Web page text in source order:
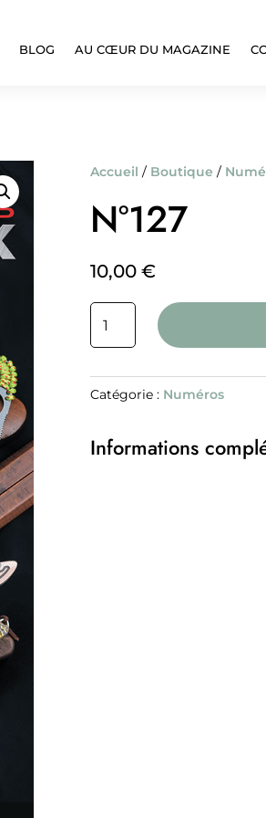
BLOG AU CŒUR DU MAGAZINE
Accueil / Boutique /
N°127
10,00 €
Catégorie : Numéros
Informations